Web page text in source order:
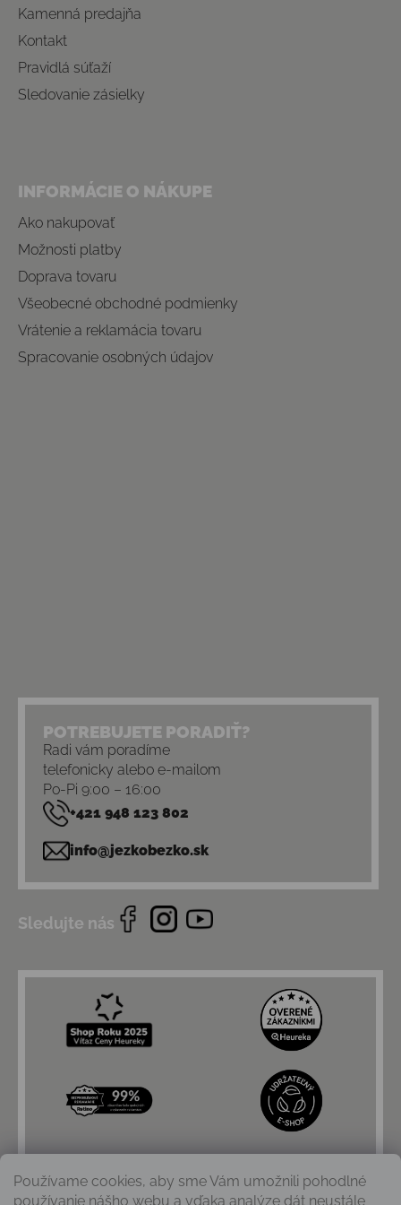
Používame cookies, aby sme Vám umožnili pohodlné
používanie nášho webu a vďaka analýze dát neustále
Kamenná predajňa
Kontakt
Pravidlá súťaží
Sledovanie zásielky
INFORMÁCIE O NÁKUPE
Ako nakupovať
Možnosti platby
Doprava tovaru
Všeobecné obchodné podmienky
Vrátenie a reklamácia tovaru
Spracovanie osobných údajov
POTREBUJETE PORADIŤ?
Radi vám poradíme
telefonicky alebo e-mailom
Po-Pi 9:00 – 16:00
+421 948 123 802
info@jezkobezko.sk
Sledujte nás